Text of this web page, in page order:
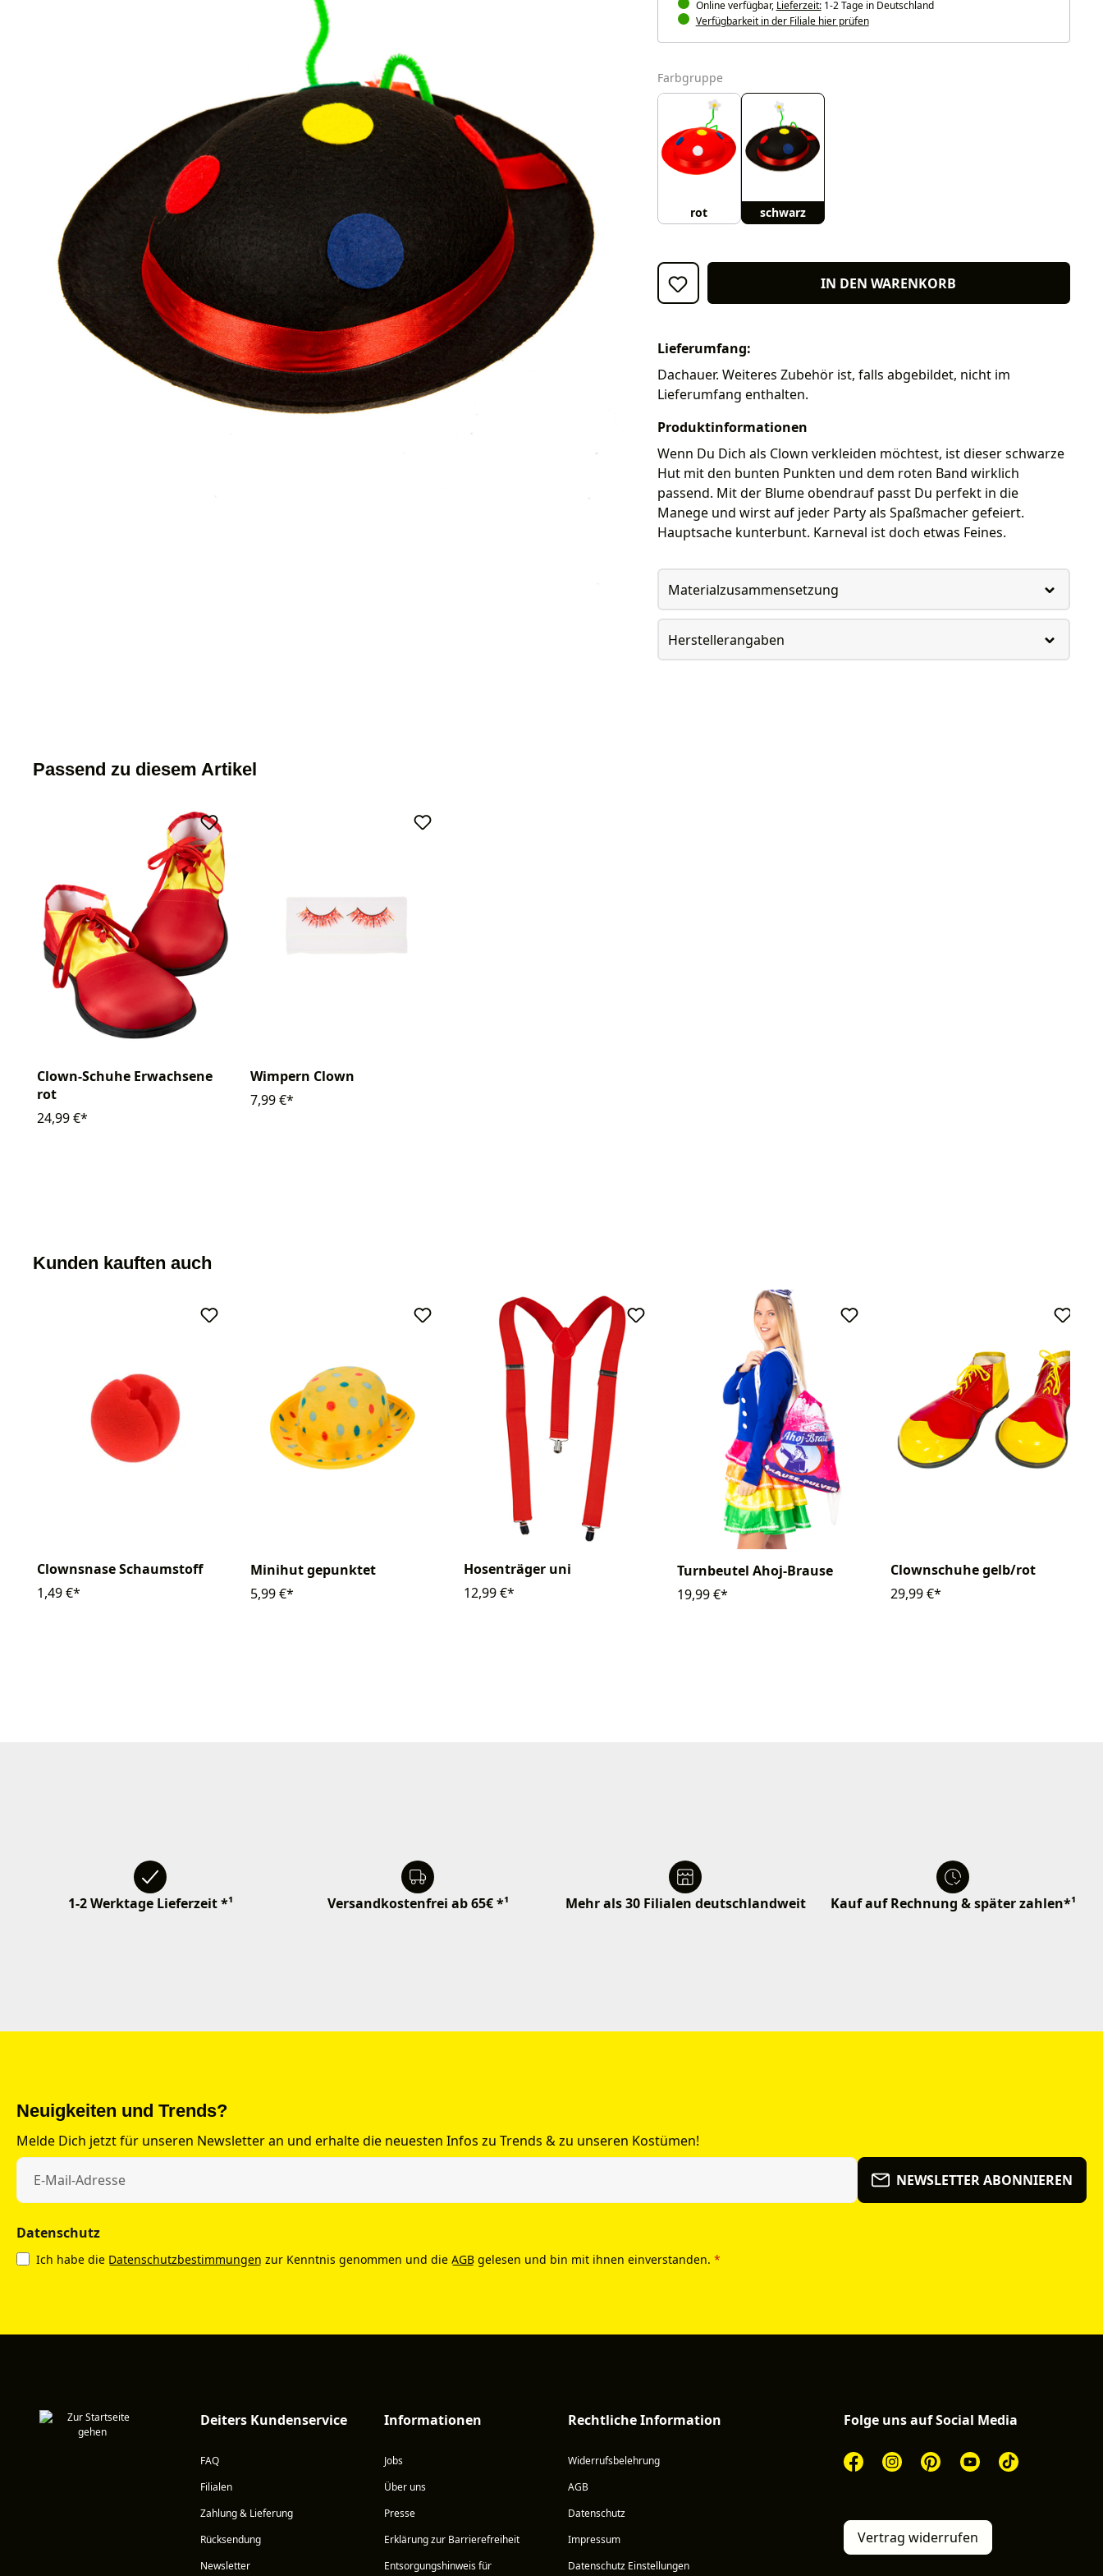
Online verfügbar, Lieferzeit:1-2 Tage in Deutschland
Verfügbarkeit in der Filiale hier prüfen
Farbgruppeauswählen
rot schwarz
IN DEN WARENKORB
Lieferumfang:
Dachauer. Weiteres Zubehör ist, falls abgebildet, nicht im
Lieferumfang enthalten.
Produktinformationen
Wenn Du Dich als Clown verkleiden möchtest, ist dieser schwarze
Hut mit den bunten Punkten und dem roten Band wirklich
passend. Mit der Blume obendrauf passt Du perfekt in die
Manege und wirst auf jeder Party als Spaßmacher gefeiert.
Hauptsache kunterbunt. Karneval ist doch etwas Feines.
Materialzusammensetzung
Herstellerangaben
Passend zu diesem Artikel
Clown-Schuhe Erwachsene
rot
24,99 €*
Wimpern Clown
7,99 €*
Kunden kauften auch
Clownsnase Schaumstoff
1,49 €*
Minihut gepunktet
5,99 €*
Hosenträger uni
12,99 €*
Turnbeutel Ahoj-Brause
19,99 €*
Clownschuhe gelb/rot
29,99 €*
1-2 Werktage Lieferzeit *¹ Versandkostenfrei ab 65€ *¹ Mehr als 30 Filialen deutschlandweit Kauf auf Rechnung & später zahlen*¹
Neuigkeiten und Trends?
Melde Dich jetzt für unseren Newsletter an und erhalte die neuesten Infos zu Trends & zu unseren Kostümen!
NEWSLETTER ABONNIEREN
Datenschutz
Ich habe die Datenschutzbestimmungen zur Kenntnis genommen und die AGB gelesen und bin mit ihnen einverstanden. *
Deiters Kundenservice
FAQ
Filialen
Zahlung & Lieferung
Rücksendung
Newsletter
Informationen
Jobs
Über uns
Presse
Erklärung zur Barrierefreiheit
Entsorgungshinweis für
Rechtliche Information
Widerrufsbelehrung
AGB
Datenschutz
Impressum
Datenschutz Einstellungen
Folge uns auf Social Media
Vertrag widerrufen